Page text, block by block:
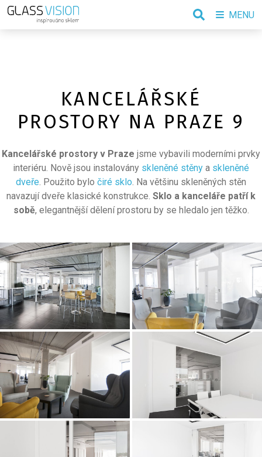
KANCELÁŘSKÉ
PROSTORY NA PRAZE 9
Kancelářské prostory v Praze jsme vybavili moderními prvky
interiéru. Nově jsou instalovány skleněné stěny a skleněné
dveře . Použito bylo čiré sklo . Na většinu skleněných stěn
navazují dveře klasické konstrukce. Sklo a kanceláře patří k
sobě, elegantnější dělení prostoru by se hledalo jen těžko.
MENU